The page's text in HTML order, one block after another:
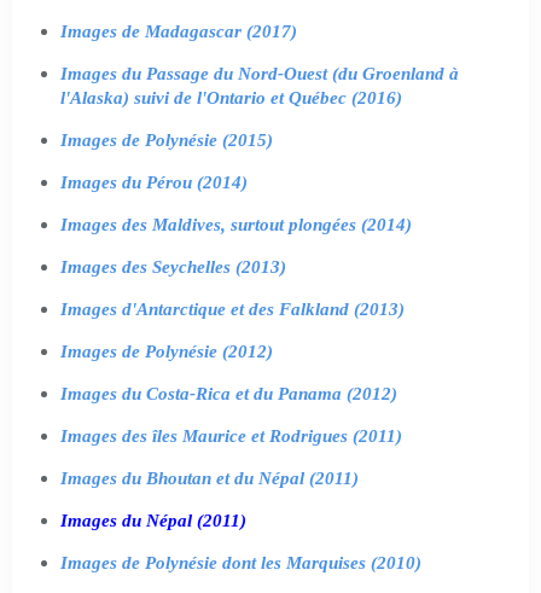
Images de Madagascar (2017)
Images du Passage du Nord-Ouest (du Groenland à
l'Alaska) suivi de l'Ontario et Québec (2016)
Images de Polynésie (2015)
Images du Pérou (2014)
Images des Maldives, surtout plongées (2014)
Images des Seychelles (2013)
Images d'Antarctique et des Falkland (2013)
Images de Polynésie (2012)
Images du Costa-Rica et du Panama (2012)
Images des îles Maurice et Rodrigues (2011)
Images du Bhoutan et du Népal (2011)
Images du Népal (2011)
Images de Polynésie dont les Marquises (2010)